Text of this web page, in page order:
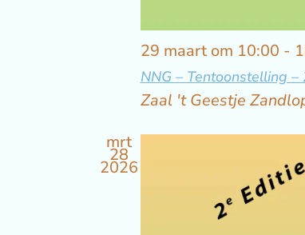
29 maart om 10:00 -
NNG – Tentoonstelling
Zaal 't Geestje
mrt
28
2026